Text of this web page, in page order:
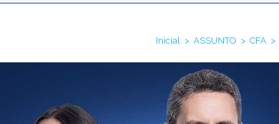
Inicial > ASSUNTO > CFA >